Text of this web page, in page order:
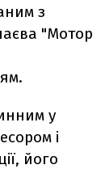
з
"Мотор
у
і
його